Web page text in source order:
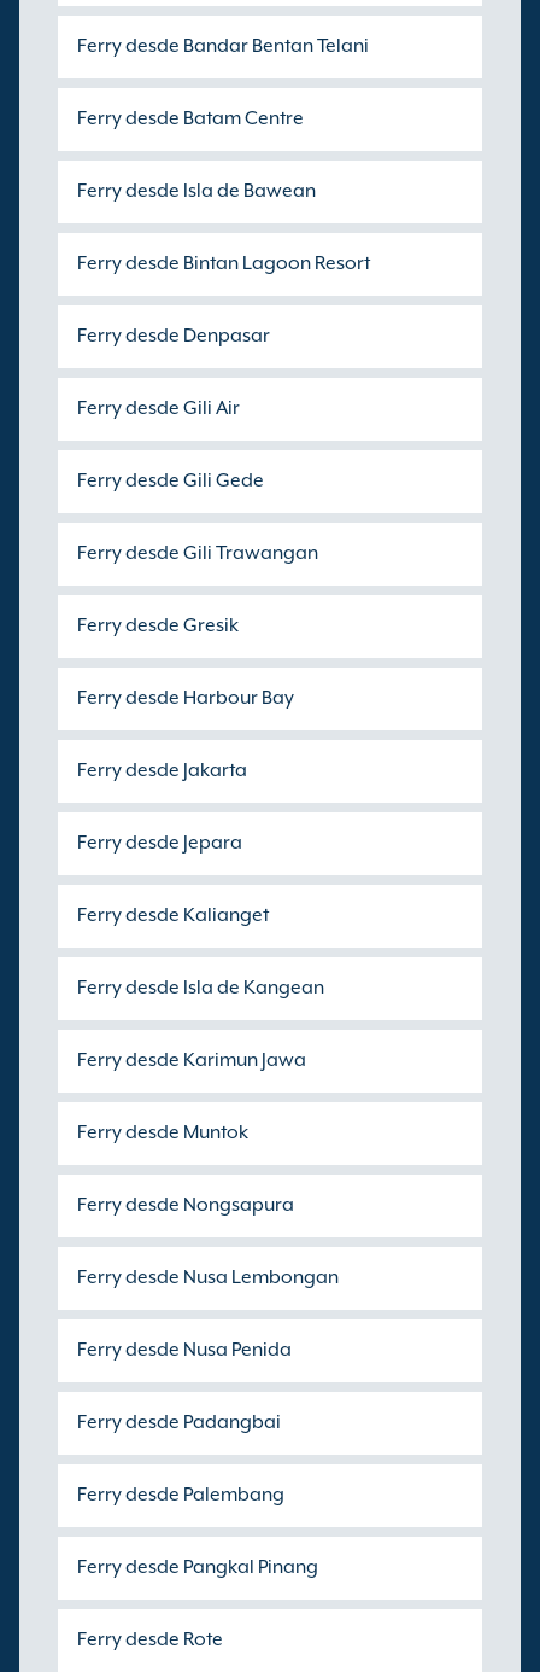
Ferry desde Bandar Bentan Telani
Ferry desde Batam Centre
Ferry desde Isla de Bawean
Ferry desde Bintan Lagoon Resort
Ferry desde Denpasar
Ferry desde Gili Air
Ferry desde Gili Gede
Ferry desde Gili Trawangan
Ferry desde Gresik
Ferry desde Harbour Bay
Ferry desde Jakarta
Ferry desde Jepara
Ferry desde Kalianget
Ferry desde Isla de Kangean
Ferry desde Karimun Jawa
Ferry desde Muntok
Ferry desde Nongsapura
Ferry desde Nusa Lembongan
Ferry desde Nusa Penida
Ferry desde Padangbai
Ferry desde Palembang
Ferry desde Pangkal Pinang
Ferry desde Rote